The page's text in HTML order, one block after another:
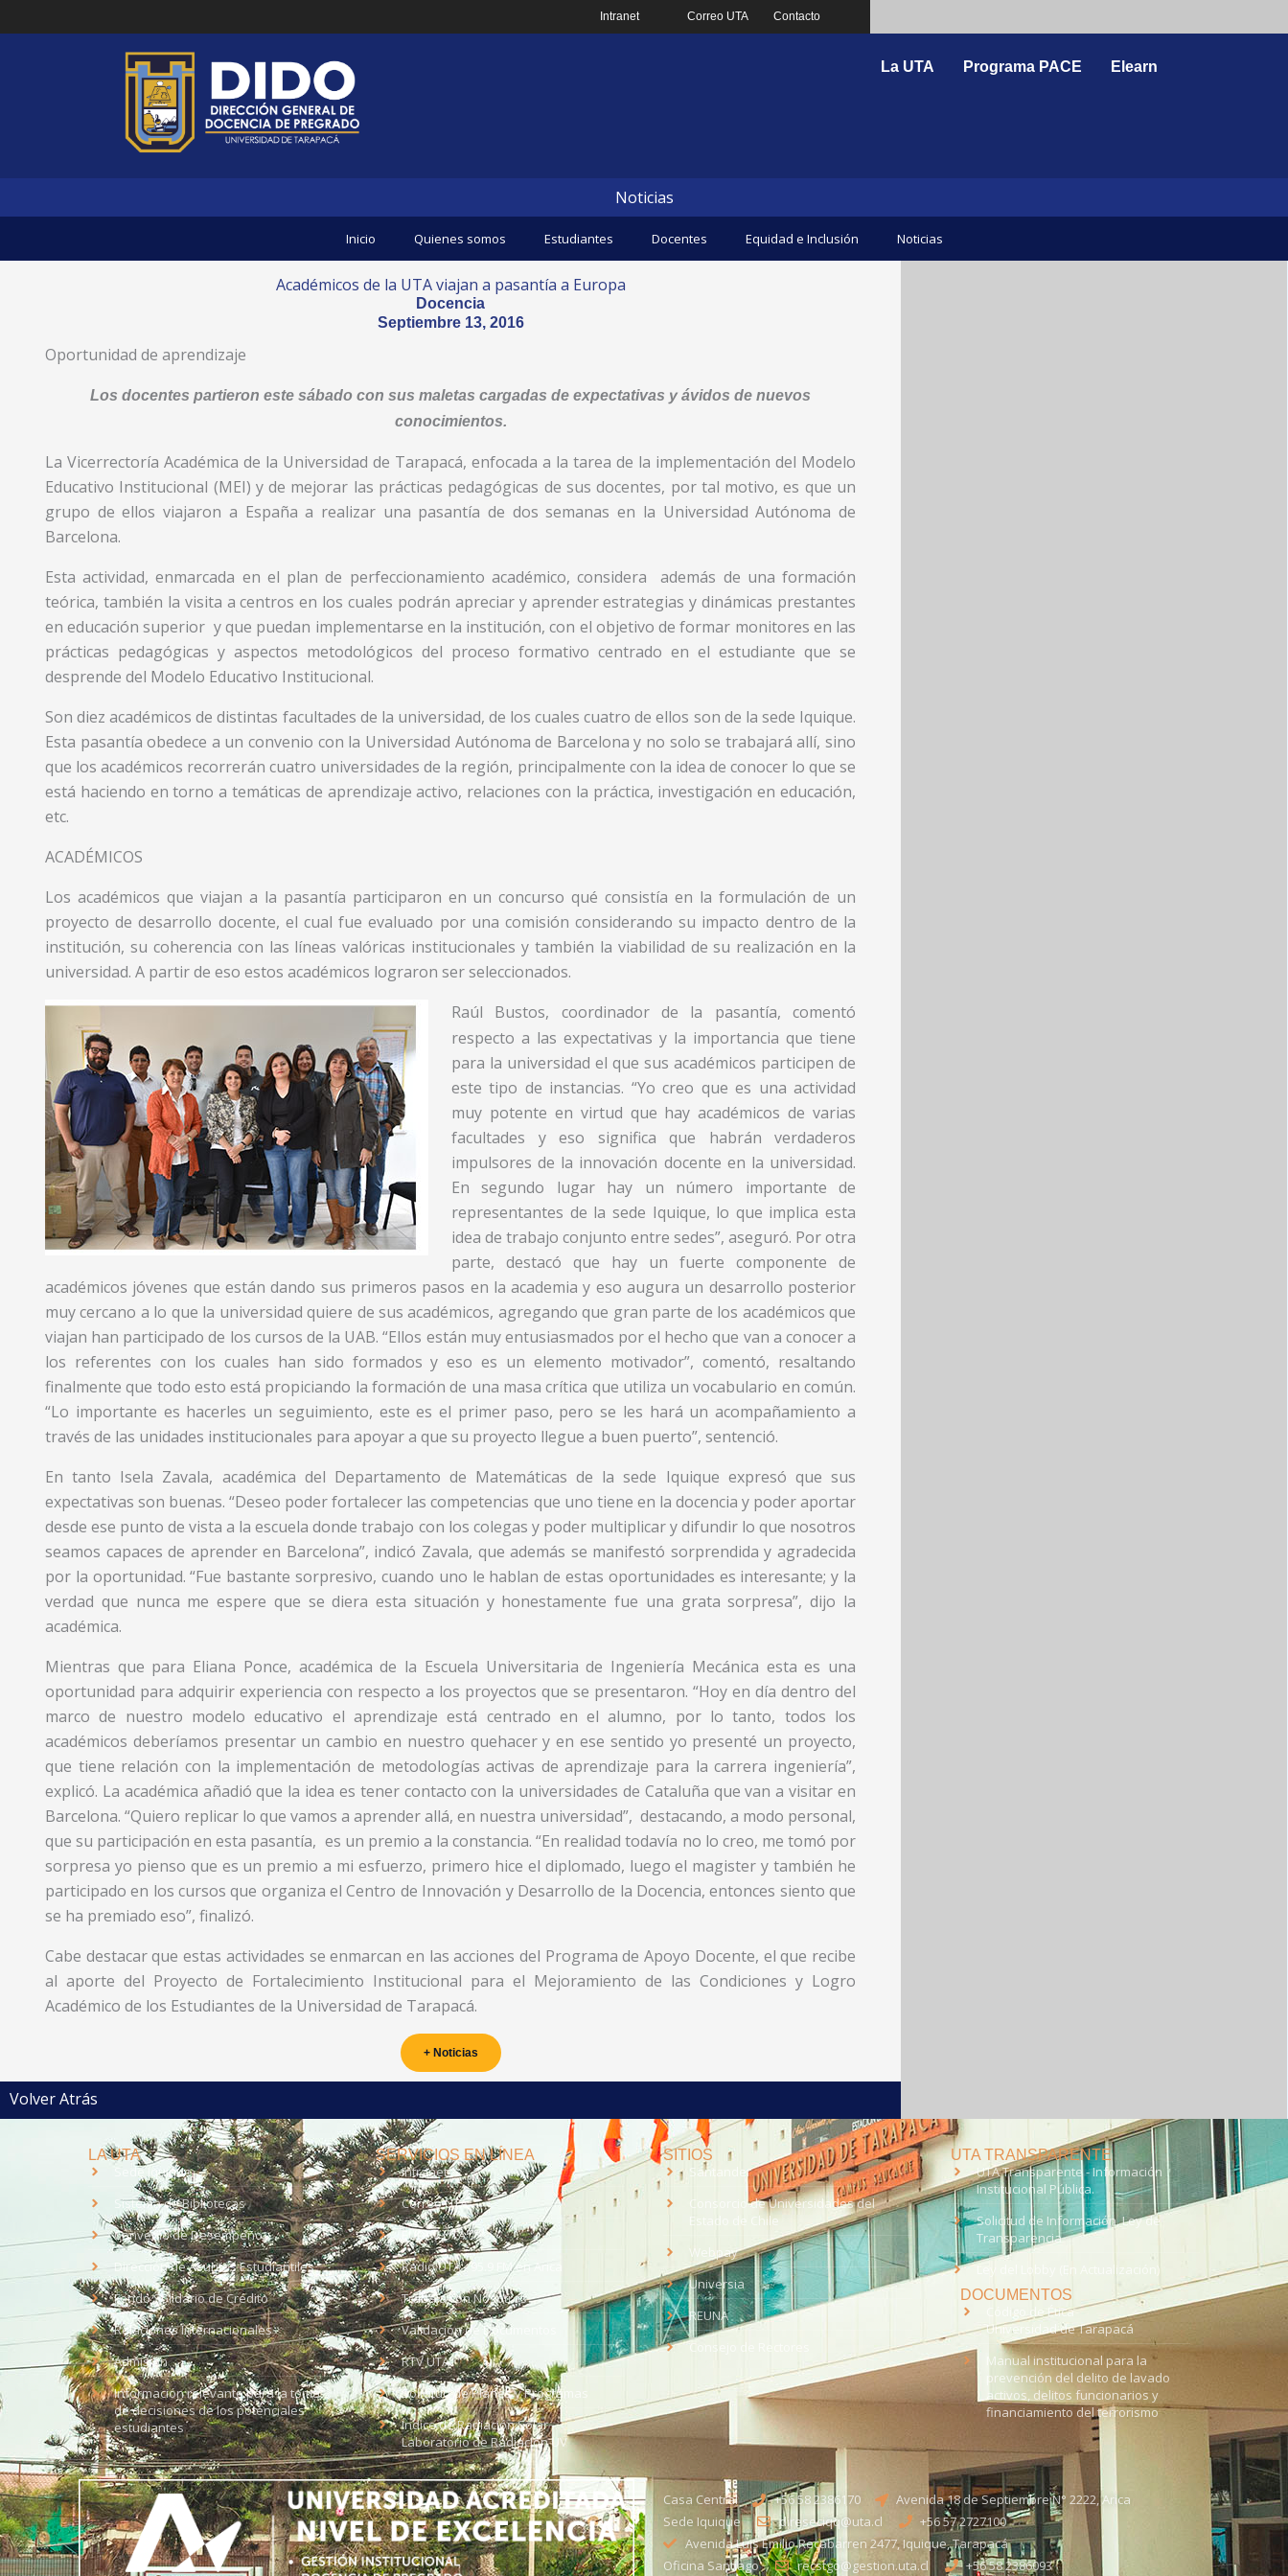
al
Intranet Correo UTA Contacto
La UTA Programa PACE Elearn
Noticias
Inicio Quienes somos Estudiantes Docentes Equidad e Inclusión Noticias
Académicos de la UTA viajan a pasantía a Europa
Docencia
Septiembre 13, 2016
Oportunidad de aprendizaje
Los docentes partieron este sábado con sus maletas cargadas de expectativas y ávidos de nuevos
conocimientos.
La Vicerrectoría Académica de la Universidad de Tarapacá, enfocada a la tarea de la implementación del Modelo
Educativo Institucional (MEI) y de mejorar las prácticas pedagógicas de sus docentes, por tal motivo, es que un
grupo de ellos viajaron a España a realizar una pasantía de dos semanas en la Universidad Autónoma de
Barcelona.
Esta actividad, enmarcada en el plan de perfeccionamiento académico, considera además de una formación
teórica, también la visita a centros en los cuales podrán apreciar y aprender estrategias y dinámicas prestantes
en educación superior y que puedan implementarse en la institución, con el objetivo de formar monitores en las
prácticas pedagógicas y aspectos metodológicos del proceso formativo centrado en el estudiante que se
desprende del Modelo Educativo Institucional.
Son diez académicos de distintas facultades de la universidad, de los cuales cuatro de ellos son de la sede Iquique.
Esta pasantía obedece a un convenio con la Universidad Autónoma de Barcelona y no solo se trabajará allí, sino
que los académicos recorrerán cuatro universidades de la región, principalmente con la idea de conocer lo que se
está haciendo en torno a temáticas de aprendizaje activo, relaciones con la práctica, investigación en educación,
etc.
ACADÉMICOS
Los académicos que viajan a la pasantía participaron en un concurso qué consistía en la formulación de un
proyecto de desarrollo docente, el cual fue evaluado por una comisión considerando su impacto dentro de la
institución, su coherencia con las líneas valóricas institucionales y también la viabilidad de su realización en la
universidad. A partir de eso estos académicos lograron ser seleccionados.
Raúl Bustos, coordinador de la pasantía, comentó
respecto a las expectativas y la importancia que tiene
para la universidad el que sus académicos participen de
este tipo de instancias. “Yo creo que es una actividad
muy potente en virtud que hay académicos de varias
facultades y eso significa que habrán verdaderos
impulsores de la innovación docente en la universidad.
En segundo lugar hay un número importante de
representantes de la sede Iquique, lo que implica esta
idea de trabajo conjunto entre sedes”, aseguró. Por otra
parte, destacó que hay un fuerte componente de
académicos jóvenes que están dando sus primeros pasos en la academia y eso augura un desarrollo posterior
muy cercano a lo que la universidad quiere de sus académicos, agregando que gran parte de los académicos que
viajan han participado de los cursos de la UAB. “Ellos están muy entusiasmados por el hecho que van a conocer a
los referentes con los cuales han sido formados y eso es un elemento motivador”, comentó, resaltando
finalmente que todo esto está propiciando la formación de una masa crítica que utiliza un vocabulario en común.
“Lo importante es hacerles un seguimiento, este es el primer paso, pero se les hará un acompañamiento a
través de las unidades institucionales para apoyar a que su proyecto llegue a buen puerto”, sentenció.
En tanto Isela Zavala, académica del Departamento de Matemáticas de la sede Iquique expresó que sus
expectativas son buenas. “Deseo poder fortalecer las competencias que uno tiene en la docencia y poder aportar
desde ese punto de vista a la escuela donde trabajo con los colegas y poder multiplicar y difundir lo que nosotros
seamos capaces de aprender en Barcelona”, indicó Zavala, que además se manifestó sorprendida y agradecida
por la oportunidad. “Fue bastante sorpresivo, cuando uno le hablan de estas oportunidades es interesante; y la
verdad que nunca me espere que se diera esta situación y honestamente fue una grata sorpresa”, dijo la
académica.
Mientras que para Eliana Ponce, académica de la Escuela Universitaria de Ingeniería Mecánica esta es una
oportunidad para adquirir experiencia con respecto a los proyectos que se presentaron. “Hoy en día dentro del
marco de nuestro modelo educativo el aprendizaje está centrado en el alumno, por lo tanto, todos los
académicos deberíamos presentar un cambio en nuestro quehacer y en ese sentido yo presenté un proyecto,
que tiene relación con la implementación de metodologías activas de aprendizaje para la carrera ingeniería”,
explicó. La académica añadió que la idea es tener contacto con la universidades de Cataluña que van a visitar en
Barcelona. “Quiero replicar lo que vamos a aprender allá, en nuestra universidad”, destacando, a modo personal,
que su participación en esta pasantía, es un premio a la constancia. “En realidad todavía no lo creo, me tomó por
sorpresa yo pienso que es un premio a mi esfuerzo, primero hice el diplomado, luego el magister y también he
participado en los cursos que organiza el Centro de Innovación y Desarrollo de la Docencia, entonces siento que
se ha premiado eso”, finalizó.
Cabe destacar que estas actividades se enmarcan en las acciones del Programa de Apoyo Docente, el que recibe
al aporte del Proyecto de Fortalecimiento Institucional para el Mejoramiento de las Condiciones y Logro
Académico de los Estudiantes de la Universidad de Tarapacá.
+ Noticias
Volver Atrás
LA UTA
Sede Iquique
Sistema de Bibliotecas
Convenio de Desempeño
Dirección de Asuntos Estudiantiles
Fondo Solidario de Crédito
Relaciones Internacionales
Admisión
Información relevante para la toma
de decisiones de los potenciales
estudiantes
SERVICIOS EN LÍNEA
Intranet
Correo UTA
EUDEV UTAmed
Radio UTA - 95.9 FM en Arica
Trabaja con Nosotros
Validación de Documentos
RTV UTA
Solicitud de Planes y Programas
Índice de Radiación Solar -
Laboratorio de Radiación UV
SITIOS
Santander
Consorcio de Universidades del
Estado de Chile
Webpay
Universia
REUNA
UTA TRANSPARENTE
UTA Transparente - Información
Institucional Pública.
Solicitud de Información, Ley de
Transparencia
Ley del Lobby (En Actualización)
DOCUMENTOS
Código de Ética
Universidad de Tarapacá
Manual institucional para la
prevención del delito de lavado
activos, delitos funcionarios y
financiamiento del terrorismo
Casa Central +56 58 2386170
Avenida 18 de Septiembre N° 2222, Arica
Sede Iquique
direseciqq@uta.cl
+56 57 2727100​
Avenida Luis Emilio Recabarren 2477, Iquique, Tarapacá
Oficina Santiago
recstgo@gestion.uta.cl +56 58 2386093